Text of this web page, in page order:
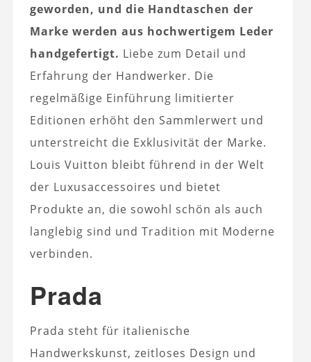
geworden, und die Handtaschen der
Marke werden aus hochwertigem Leder
handgefertigt. Liebe zum Detail und
Erfahrung der Handwerker. Die
regelmäßige Einführung limitierter
Editionen erhöht den Sammlerwert und
unterstreicht die Exklusivität der Marke.
Louis Vuitton bleibt führend in der Welt
der Luxusaccessoires und bietet
Produkte an, die sowohl schön als auch
langlebig sind und Tradition mit Moderne
verbinden.
Prada
Prada steht für italienische
Handwerkskunst, zeitloses Design und